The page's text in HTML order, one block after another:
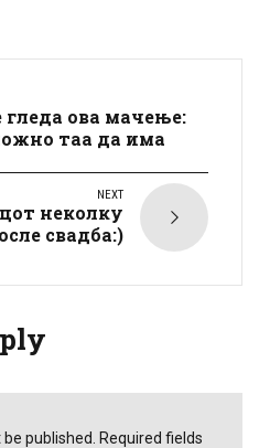
гледа ова мачење:
таа да има
NEXT
неколку
свадба:)
published. Required fields